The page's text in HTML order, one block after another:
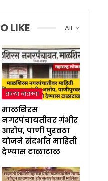
All
LIKE
ताज्या बातम्या
माळशिरस
नगरपंचायतीवर गंभीर
आरोप, पाणी पुरवठा
योजने संदर्भात माहिती
देण्यास टाळाटाळ